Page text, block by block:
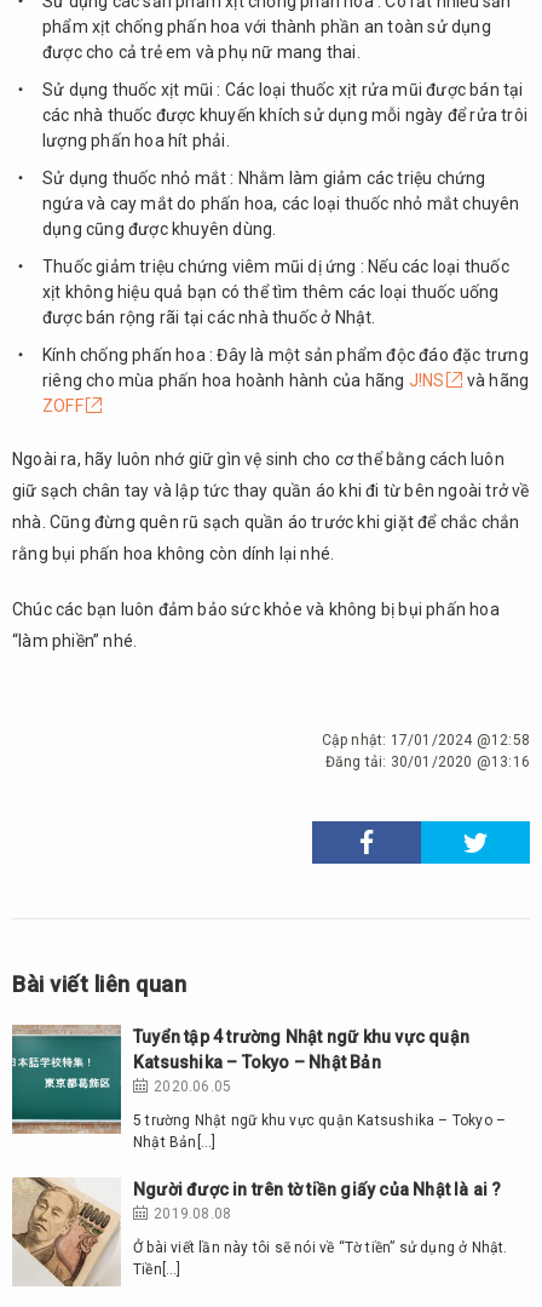
phẩm xịt chống phấn hoa với thành phần an toàn sử dụng
được cho cả trẻ em và phụ nữ mang thai.
Sử dụng thuốc xịt mũi : Các loại thuốc xịt rửa mũi được bán tại
các nhà thuốc được khuyến khích sử dụng mỗi ngày để rửa trôi
lượng phấn hoa hít phải.
Sử dụng thuốc nhỏ mắt : Nhằm làm giảm các triệu chứng
ngứa và cay mắt do phấn hoa, các loại thuốc nhỏ mắt chuyên
dụng cũng được khuyên dùng.
Thuốc giảm triệu chứng viêm mũi dị ứng : Nếu các loại thuốc
xịt không hiệu quả bạn có thể tìm thêm các loại thuốc uống
được bán rộng rãi tại các nhà thuốc ở Nhật.
Kính chống phấn hoa : Đây là một sản phẩm độc đáo đặc trưng
riêng cho mùa phấn hoa hoành hành của hãng J!NS
và hãng
ZOFF
Ngoài ra, hãy luôn nhớ giữ gìn vệ sinh cho cơ thể bằng cách luôn
giữ sạch chân tay và lập tức thay quần áo khi đi từ bên ngoài trở về
nhà. Cũng đừng quên rũ sạch quần áo trước khi giặt để chắc chắn
rằng bụi phấn hoa không còn dính lại nhé.
Chúc các bạn luôn đảm bảo sức khỏe và không bị bụi phấn hoa
“làm phiền” nhé.
Cập nhật: 17/01/2024 @12:58
Đăng tải: 30/01/2020 @13:16
Bài viết liên quan
Tuyển tập 4 trường Nhật ngữ khu vực quận
Katsushika – Tokyo – Nhật Bản
2020.06.05
5 trường Nhật ngữ khu vực quận Katsushika – Tokyo –
Nhật Bản[…]
Người được in trên tờ tiền giấy của Nhật là ai ?
2019.08.08
Ở bài viết lần này tôi sẽ nói về “Tờ tiền” sử dụng ở Nhật.
Tiền[…]